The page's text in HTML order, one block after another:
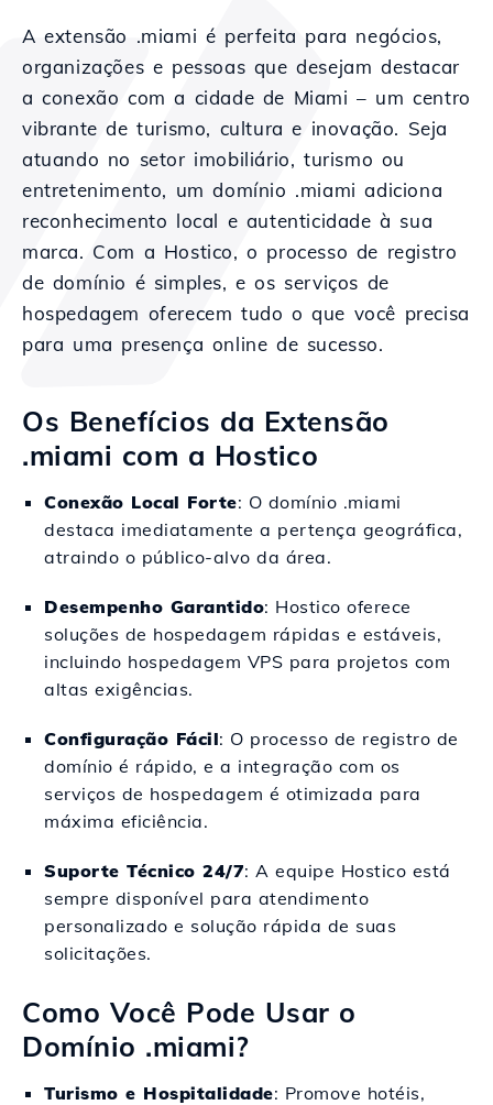
A extensão .miami é perfeita para negócios,
organizações e pessoas que desejam destacar
a conexão com a cidade de Miami – um centro
vibrante de turismo, cultura e inovação. Seja
atuando no setor imobiliário, turismo ou
entretenimento, um domínio .miami adiciona
reconhecimento local e autenticidade à sua
marca. Com a Hostico, o processo de registro
de domínio é simples, e os serviços de
hospedagem oferecem tudo o que você precisa
para uma presença online de sucesso.
Os Benefícios da Extensão
.miami com a Hostico
Conexão Local Forte: O domínio .miami
destaca imediatamente a pertença geográfica,
atraindo o público-alvo da área.
Desempenho Garantido: Hostico oferece
soluções de hospedagem rápidas e estáveis,
incluindo hospedagem VPS para projetos com
altas exigências.
Configuração Fácil: O processo de registro de
domínio é rápido, e a integração com os
serviços de hospedagem é otimizada para
máxima eficiência.
Suporte Técnico 24/7: A equipe Hostico está
sempre disponível para atendimento
personalizado e solução rápida de suas
solicitações.
Como Você Pode Usar o
Domínio .miami?
Turismo e Hospitalidade: Promove hotéis,